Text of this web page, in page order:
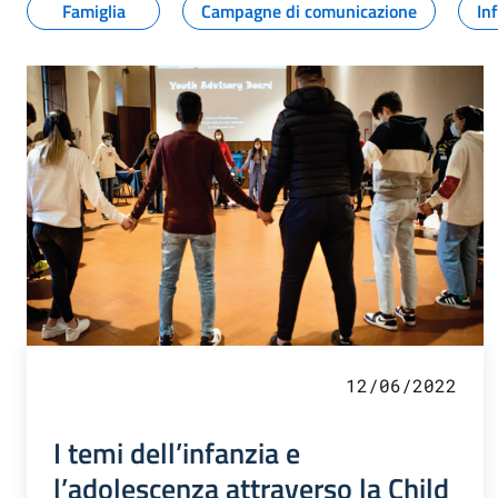
Famiglia
Campagne di comunicazione
12/06/2022
I temi dell’infanzia e
l’adolescenza attraverso la Child